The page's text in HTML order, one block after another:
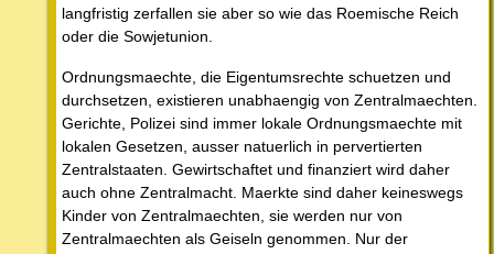
langfristig zerfallen sie aber so wie das Roemische Reich
oder die Sowjetunion.
Ordnungsmaechte, die Eigentumsrechte schuetzen und
durchsetzen, existieren unabhaengig von Zentralmaechten.
Gerichte, Polizei sind immer lokale Ordnungsmaechte mit
lokalen Gesetzen, ausser natuerlich in pervertierten
Zentralstaaten. Gewirtschaftet und finanziert wird daher
auch ohne Zentralmacht. Maerkte sind daher keineswegs
Kinder von Zentralmaechten, sie werden nur von
Zentralmaechten als Geiseln genommen. Nur der